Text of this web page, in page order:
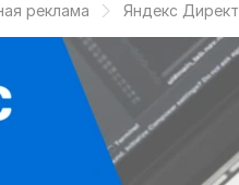
реклама Яндекс Директ